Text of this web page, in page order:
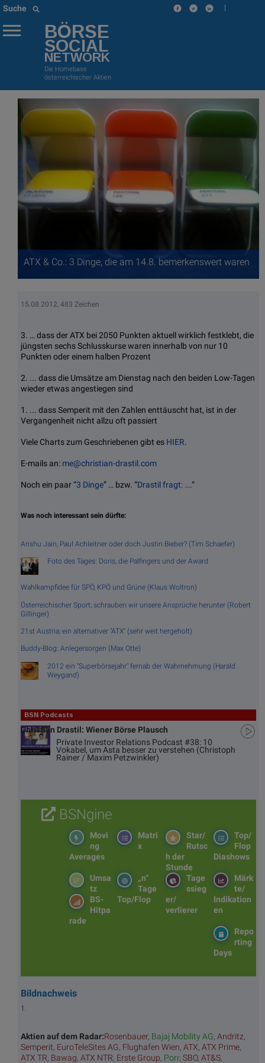
Suche |
BÖRSE
SOCIAL
NETWORK
Die Homebase
österreichischer Aktien
ATX & Co.: 3 Dinge, die am 14.8. bemerkenswert waren
15.08.2012, 483 Zeichen
3. … dass der ATX bei 2050 Punkten aktuell wirklich festklebt, die
jüngsten sechs Schlusskurse waren innerhalb von nur 10
Punkten oder einem halben Prozent
2. ... dass die Umsätze am Dienstag nach den beiden Low-Tagen
wieder etwas angestiegen sind
1. ... dass Semperit mit den Zahlen enttäuscht hat, ist in der
Vergangenheit nicht allzu oft passiert
Viele Charts zum Geschriebenen gibt es HIER.
E-mails an: me@christian-drastil.com
Noch ein paar “3 Dinge” … bzw. “Drastil fragt: ….“
Was noch interessant sein dürfte:
Anshu Jain, Paul Achleitner oder doch Justin Bieber? (Tim Schaefer)
Foto des Tages: Doris, die Palfingers und der Award
Wahlkampfidee für SPÖ, KPÖ und Grüne (Klaus Woltron)
Österreichischer Sport; schrauben wir unsere Ansprüche herunter (Robert
Gillinger)
21st Austria; ein alternativer "ATX" (sehr weit hergeholt)
Buddy-Blog: Anlegersorgen (Max Otte)
2012 ein "Superbörsejahr" fernab der Wahrnehmung (Harald
Weygand)
BSN Podcasts
Christian Drastil: Wiener Börse Plausch
Private Investor Relations Podcast #38: 10
Vokabel, um Asta besser zu verstehen (Christoph
Rainer / Maxim Petzwinkler)
BSNgine
Top/
Flop
Diashows
Star/
Rutsc
h der
Stunde
Matri
x
Movi
ng
Averages
Märk
te/
Indikation
en
Tage
ssieg
er/
verlierer
„n“
Tage
Top/Flop
Umsa
tz
BS-
Hitpa
rade
Repo
rting
Days
Bildnachweis
1.
Aktien auf dem Radar:Rosenbauer, Bajaj Mobility AG, Andritz,
Semperit, EuroTeleSites AG, Flughafen Wien, ATX, ATX Prime,
ATX TR, Bawag, ATX NTR, Erste Group, Porr, SBO, AT&S,